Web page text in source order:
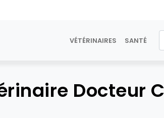
VÉTÉRINAIRES SANTÉ
Docteur